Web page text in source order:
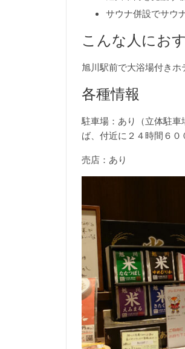
サウナ併設でサウ
こんな人にお
旭川駅前で大浴場付きホ
各種情報
駐車場：あり（立体駐
ば、付近に２４時間６０
売店：あり